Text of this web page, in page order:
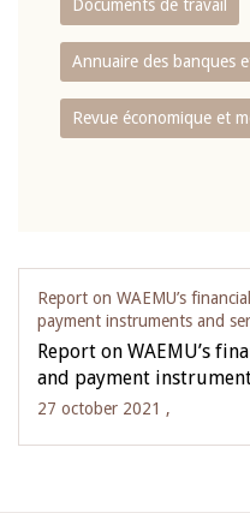
Documents de travail
Annuaire des banques
Revue économique et
Report on WAEMU’s
payment instruments and
Report on WAEMU’s
and payment
27 october 2021 ,